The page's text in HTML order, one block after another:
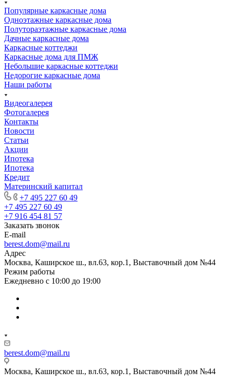
Популярные каркасные дома
Одноэтажные каркасные дома
Полутораэтажные каркасные дома
Дачные каркасные дома
Каркасные коттеджи
Каркасные дома для ПМЖ
Небольшие каркасные коттеджи
Недорогие каркасные дома
Наши работы
Видеогалерея
Фотогалерея
Контакты
Новости
Статьи
Акции
Ипотека
Ипотека
Кредит
Материнский капитал
+7 495 227 60 49
+7 495 227 60 49
+7 916 454 81 57
Заказать звонок
E-mail
berest.dom@mail.ru
Адрес
Москва, Каширское ш., вл.63, кор.1, Выставочный дом №44
Режим работы
Ежедневно с 10:00 до 19:00
berest.dom@mail.ru
Москва, Каширское ш., вл.63, кор.1, Выставочный дом №44